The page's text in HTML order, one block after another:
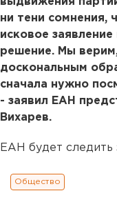
ни тени сомнения,
исковое
решение. Мы
доскональным
сначала нужно
- заявил ЕАН
Вихарев.
ЕАН будет следить
Общество